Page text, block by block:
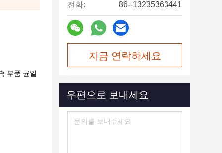
부품 균일
전화: 86--13235363441
지금 연락하세요
우편으로 보내세요